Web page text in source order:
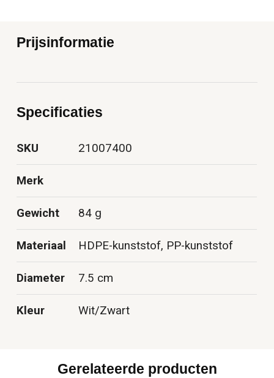
Prijsinformatie
Specificaties
SKU 21007400
Merk
Gewicht 84 g
Materiaal HDPE-kunststof, PP-kunststof
Diameter 7.5 cm
Kleur Wit/Zwart
Gerelateerde producten